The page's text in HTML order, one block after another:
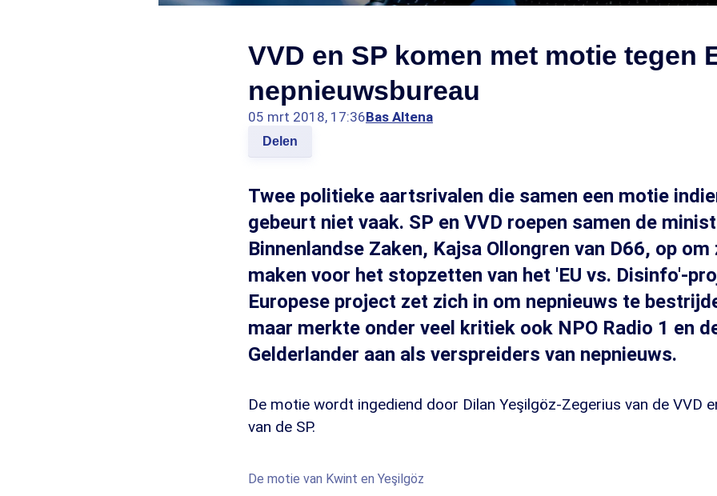
VVD en SP komen met motie tegen
nepnieuwsbureau
05 mrt 2018, 17:36Bas Altena
Delen
Twee politieke aartsrivalen die samen een motie
gebeurt niet vaak. SP en VVD roepen samen de
Binnenlandse Zaken, Kajsa Ollongren van D66, op
maken voor het stopzetten van het 'EU vs. Disinfo'-
Europese project zet zich in om nepnieuws te
maar merkte onder veel kritiek ook NPO Radio 1 en
Gelderlander aan als verspreiders van nepnieuws.
De motie wordt ingediend door Dilan Yeşilgöz-Zegerius van de VVD
van de SP.
De motie van Kwint en Yeşilgöz